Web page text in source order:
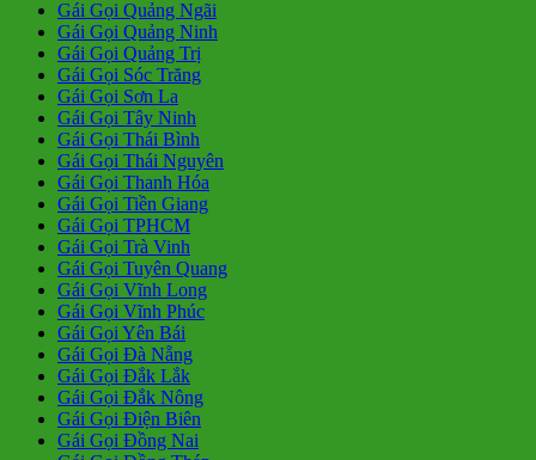
Gái Gọi Quảng Ngãi
Gái Gọi Quảng Ninh
Gái Gọi Quảng Trị
Gái Gọi Sóc Trăng
Gái Gọi Sơn La
Gái Gọi Tây Ninh
Gái Gọi Thái Bình
Gái Gọi Thái Nguyên
Gái Gọi Thanh Hóa
Gái Gọi Tiền Giang
Gái Gọi TPHCM
Gái Gọi Trà Vinh
Gái Gọi Tuyên Quang
Gái Gọi Vĩnh Long
Gái Gọi Vĩnh Phúc
Gái Gọi Yên Bái
Gái Gọi Đà Nẵng
Gái Gọi Đắk Lắk
Gái Gọi Đắk Nông
Gái Gọi Điện Biên
Gái Gọi Đồng Nai